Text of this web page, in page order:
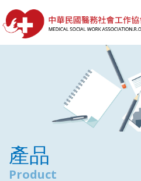
產品
Product